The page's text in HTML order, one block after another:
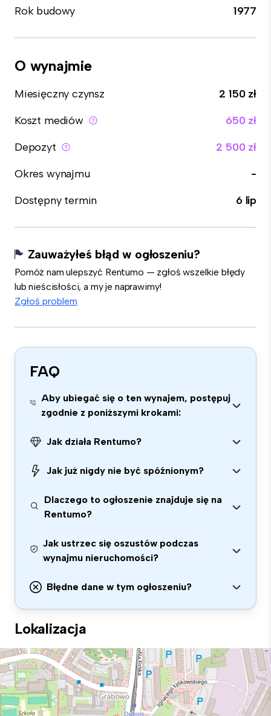
Rok budowy
1977
O wynajmie
Miesięczny czynsz
2 150 zł
Koszt mediów
650 zł
Depozyt
2 500 zł
Okres wynajmu
-
Dostępny termin
6 lip
Zauważyłeś błąd w ogłoszeniu?
Pomóż nam ulepszyć Rentumo — zgłoś wszelkie błędy
lub nieścisłości, a my je naprawimy!
Zgłoś problem
FAQ
Aby ubiegać się o ten wynajem, postępuj
zgodnie z poniższymi krokami:
Jak działa Rentumo?
Jak już nigdy nie być spóźnionym?
Dlaczego to ogłoszenie znajduje się na
Rentumo?
Jak ustrzec się oszustów podczas
wynajmu nieruchomości?
Błędne dane w tym ogłoszeniu?
Lokalizacja